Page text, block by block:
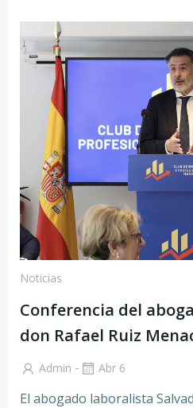
Noticias
Conferencia del
don Rafael Ruiz
Admin - Abr 6
El abogado laboralista